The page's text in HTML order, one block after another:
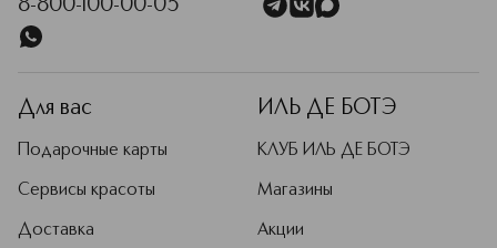
8-800-100-00-05
Для вас
Подарочные карты
Сервисы красоты
Доставка
ИЛЬ ДЕ БОТЭ
КЛУБ ИЛЬ ДЕ БОТЭ
Магазины
Акции